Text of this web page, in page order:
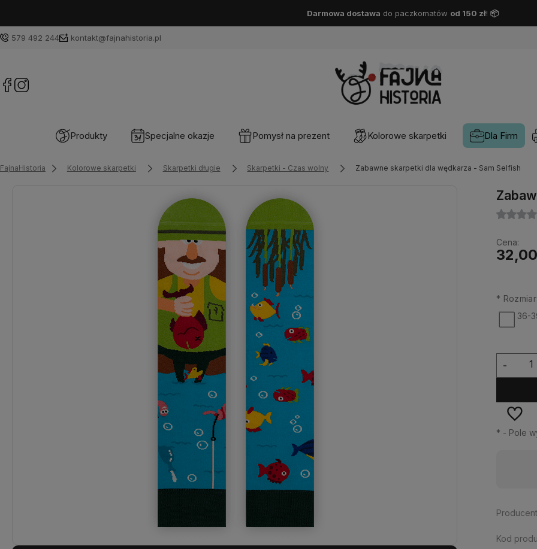
Darmowa dostawaDPD Pickupod 150 zł! 📦
579 492 244 kontakt@fajnahistoria.pl
Produkty Specjalne okazje Pomysł na prezent Kolorowe skarpetki Dla Firm
FajnaHistoria Kolorowe skarpetki Skarpetki długie Skarpetki - Czas wolny Zabawne skarpetki dla wędkarza - Sam Selfish
Cena:
* Rozmiar:
36-
-
* - Pole
Dostępność:
Kod